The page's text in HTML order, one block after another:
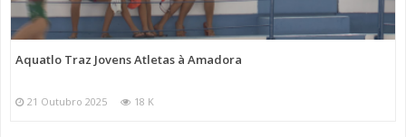
Aquatlo Traz Jovens Atletas à Amadora
21 Outubro 2025 18 K